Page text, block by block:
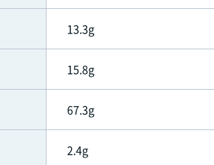
13.3g
15.8g
67.3g
2.4g